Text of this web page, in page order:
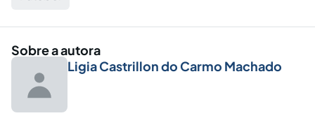
Sobre a autora
Ligia Castrillon do Carmo Machado